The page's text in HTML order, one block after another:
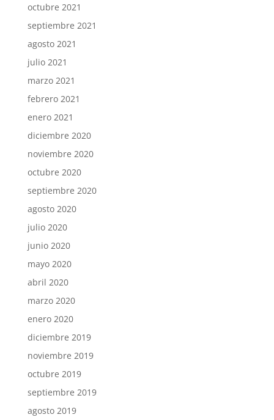
octubre 2021
septiembre 2021
agosto 2021
julio 2021
marzo 2021
febrero 2021
enero 2021
diciembre 2020
noviembre 2020
octubre 2020
septiembre 2020
agosto 2020
julio 2020
junio 2020
mayo 2020
abril 2020
marzo 2020
enero 2020
diciembre 2019
noviembre 2019
octubre 2019
septiembre 2019
agosto 2019